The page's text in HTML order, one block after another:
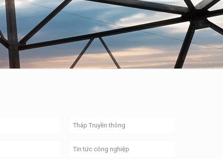
Tháp Truyền thông
Tin tức công nghiệp